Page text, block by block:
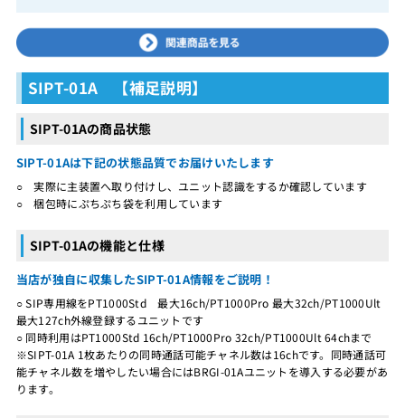
SIPT-01A 【補足説明】
SIPT-01Aの商品状態
SIPT-01Aは下記の状態品質でお届けいたします
○ 実際に主装置へ取り付けし、ユニット認識をするか確認しています
○ 梱包時にぷちぷち袋を利用しています
SIPT-01Aの機能と仕様
当店が独自に収集したSIPT-01A情報をご説明！
○ SIP専用線をPT1000Std 最大16ch/PT1000Pro 最大32ch/PT1000Ult
最大127ch外線登録するユニットです
○ 同時利用はPT1000Std 16ch/PT1000Pro 32ch/PT1000Ult 64chまで
※SIPT-01A 1枚あたりの同時通話可能チャネル数は16chです。同時通話可
能チャネル数を増やしたい場合にはBRGI-01Aユニットを導入する必要があ
ります。